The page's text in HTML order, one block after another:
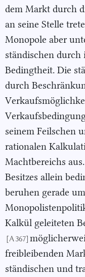
dem Markt durch
an seine Stelle
Monopole aber
ständischen
Bedingtheit. Die
durch
seinem Feilschen
rationalen
Machtbereichs
Besitzes allein
beruhen gerade
Kalkül geleiteten
[A 367]
freibleibenden
ständischen und